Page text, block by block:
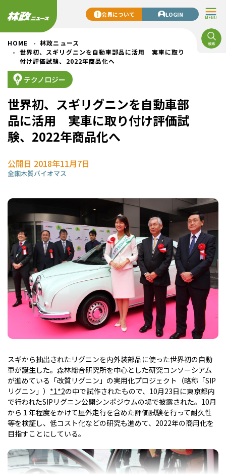
MENU
会員について LOGIN
HOME
林政ニュース
世界初、スギリグニンを自動車部品に活用 実車に取り
付け評価試験、2022年商品化へ
テクノロジー
世界初、スギリグニンを自動車部
品に活用 実車に取り付け評価試
験、2022年商品化へ
公開日 2018年11月7日
全国木質バイオマス
スギから抽出されたリグニンを内外装部品に使った世界初の自動
車が誕生した。森林総合研究所を中心とした研究コンソーシアム
が進めている「改質リグニン」の実用化プロジェクト（略称「SIP
リグニン」） *1*2の中で試作されたもので、10月23日に東京都内
で行われたSIPリグニン公開シンポジウムの場で披露された。10月
から１年程度をかけて屋外走行を含めた評価試験を行って耐久性
等を検証し、低コスト化などの研究も進めて、2022年の商用化を
目指すことにしている。